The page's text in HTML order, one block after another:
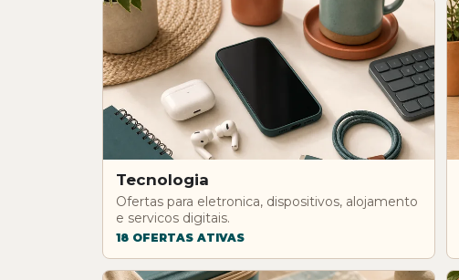
Tecnologia
Ofertas para eletronica, dispositivos, alojamento
e servicos digitais.
18 OFERTAS ATIVAS